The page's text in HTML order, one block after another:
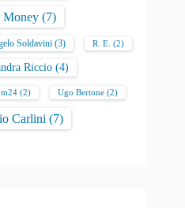
Money (7)
Soldavini (3) R. E. (2)
Riccio (4)
(2) Ugo Bertone (2)
Carlini (7)